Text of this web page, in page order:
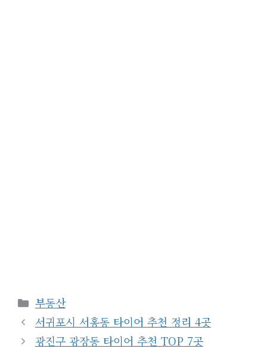
카
테
고
리
부동산
서귀포시 서홍동 타이어 추천 정리 4곳
광진구 광장동 타이어 추천 TOP 7곳